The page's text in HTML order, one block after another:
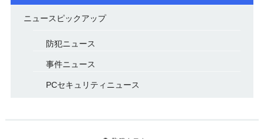
ニュースピックアップ
防犯ニュース
事件ニュース
PCセキュリティニュース